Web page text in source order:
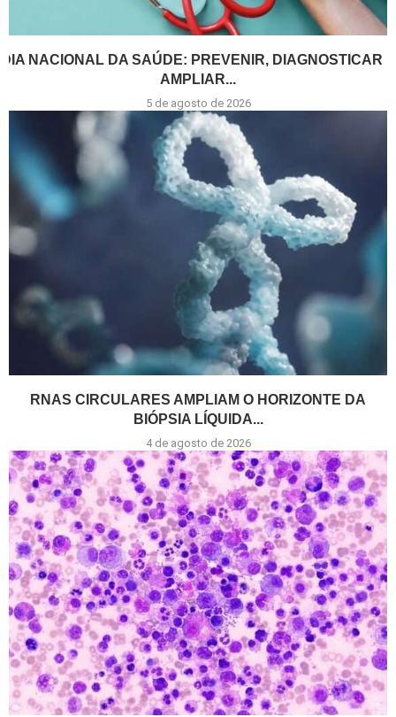
DIA NACIONAL DA SAÚDE: PREVENIR, DIAGNOSTICAR E
AMPLIAR...
5 de agosto de 2026
RNAS CIRCULARES AMPLIAM O HORIZONTE DA
BIÓPSIA LÍQUIDA...
4 de agosto de 2026